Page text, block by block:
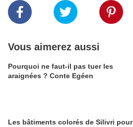
Vous aimerez aussi
Pourquoi ne faut-il pas tuer les
araignées ? Conte Egéen
Les bâtiments colorés de Silivri pour